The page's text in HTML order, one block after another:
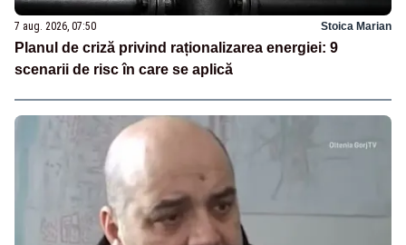
7 aug. 2026, 07:50 Stoica Marian
Planul de criză privind raționalizarea energiei: 9
scenarii de risc în care se aplică